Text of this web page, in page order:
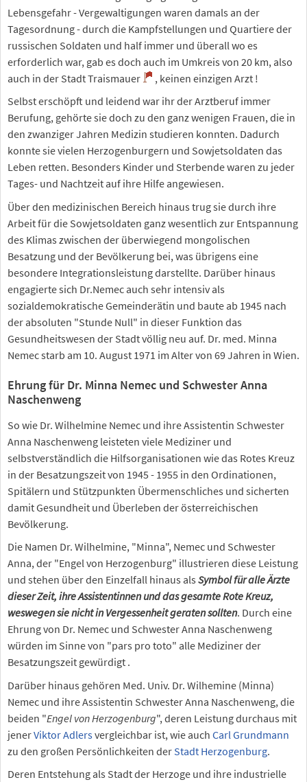
Lebensgefahr - Vergewaltigungen waren damals an der
Tagesordnung - durch die Kampfstellungen und Quartiere der
russischen Soldaten und half immer und überall wo es
erforderlich war, gab es doch auch im Umkreis von 20 km, also
auch in der Stadt Traismauer
, keinen einzigen Arzt !
Selbst erschöpft und leidend war ihr der Arztberuf immer
Berufung, gehörte sie doch zu den ganz wenigen Frauen, die in
den zwanziger Jahren Medizin studieren konnten. Dadurch
konnte sie vielen Herzogenburgern und Sowjetsoldaten das
Leben retten. Besonders Kinder und Sterbende waren zu jeder
Tages- und Nachtzeit auf ihre Hilfe angewiesen.
Über den medizinischen Bereich hinaus trug sie durch ihre
Arbeit für die Sowjetsoldaten ganz wesentlich zur Entspannung
des Klimas zwischen der überwiegend mongolischen
Besatzung und der Bevölkerung bei, was übrigens eine
besondere Integrationsleistung darstellte. Darüber hinaus
engagierte sich Dr.Nemec auch sehr intensiv als
sozialdemokratische Gemeinderätin und baute ab 1945 nach
der absoluten "Stunde Null" in dieser Funktion das
Gesundheitswesen der Stadt völlig neu auf. Dr. med. Minna
Nemec starb am 10. August 1971 im Alter von 69 Jahren in Wien.
Ehrung für Dr. Minna Nemec und Schwester Anna
Naschenweng
So wie Dr. Wilhelmine Nemec und ihre Assistentin Schwester
Anna Naschenweng leisteten viele Mediziner und
selbstverständlich die Hilfsorganisationen wie das Rotes Kreuz
in der Besatzungszeit von 1945 - 1955 in den Ordinationen,
Spitälern und Stützpunkten Übermenschliches und sicherten
damit Gesundheit und Überleben der österreichischen
Bevölkerung.
Die Namen Dr. Wilhelmine, "Minna", Nemec und Schwester
Anna, der "Engel von Herzogenburg" illustrieren diese Leistung
und stehen über den Einzelfall hinaus als Symbol für alle Ärzte
dieser Zeit, ihre Assistentinnen und das gesamte Rote Kreuz,
weswegen sie nicht in Vergessenheit geraten sollten. Durch eine
Ehrung von Dr. Nemec und Schwester Anna Naschenweng
würden im Sinne von "pars pro toto" alle Mediziner der
Besatzungszeit gewürdigt .
Darüber hinaus gehören Med. Univ. Dr. Wilhemine (Minna)
Nemec und ihre Assistentin Schwester Anna Naschenweng, die
beiden "Engel von Herzogenburg", deren Leistung durchaus mit
jenerViktor Adlersvergleichbar ist, wie auch Carl Grundmann
zu den großen Persönlichkeiten der Stadt Herzogenburg.
Deren Entstehung als Stadt der Herzoge und ihre industrielle